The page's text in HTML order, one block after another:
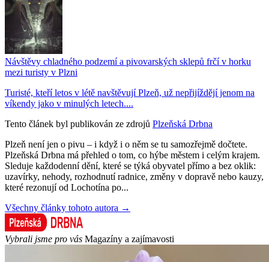
Návštěvy chladného podzemí a pivovarských sklepů frčí v horku
mezi turisty v Plzni
Turisté, kteří letos v létě navštěvují Plzeň, už nepřijíždějí jenom na
víkendy jako v minulých letech....
Tento článek byl publikován ze zdrojů Plzeňská Drbna
Plzeň není jen o pivu – i když i o něm se tu samozřejmě dočtete.
Plzeňská Drbna má přehled o tom, co hýbe městem i celým krajem.
Sleduje každodenní dění, které se týká obyvatel přímo a bez oklik:
uzavírky, nehody, rozhodnutí radnice, změny v dopravě nebo kauzy,
které rezonují od Lochotína po...
Všechny články tohoto autora →
Vybrali jsme pro vás Magazíny a zajímavosti